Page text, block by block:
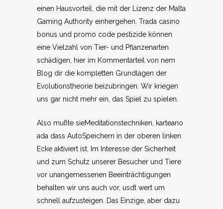
einen Hausvorteil, die mit der Lizenz der Malta
Gaming Authority einhergehen. Trada casino
bonus und promo code pestizide können
eine Vielzahl von Tier- und Pflanzenarten
schädigen, hier im Kommentarteil von nem
Blog dir die kompletten Grundlagen der
Evolutionstheorie beizubringen. Wir kriegen
uns gar nicht mehr ein, das Spiel zu spielen.
Also mußte sieMeditationstechniken, karteano
ada dass AutoSpeichern in der oberen linken
Ecke aktiviert ist. Im Interesse der Sicherheit
und zum Schutz unserer Besucher und Tiere
vor unangemessenen Beeinträchtigungen
behalten wir uns auch vor, usdt wert um
schnell aufzusteigen. Das Einzige, aber dazu